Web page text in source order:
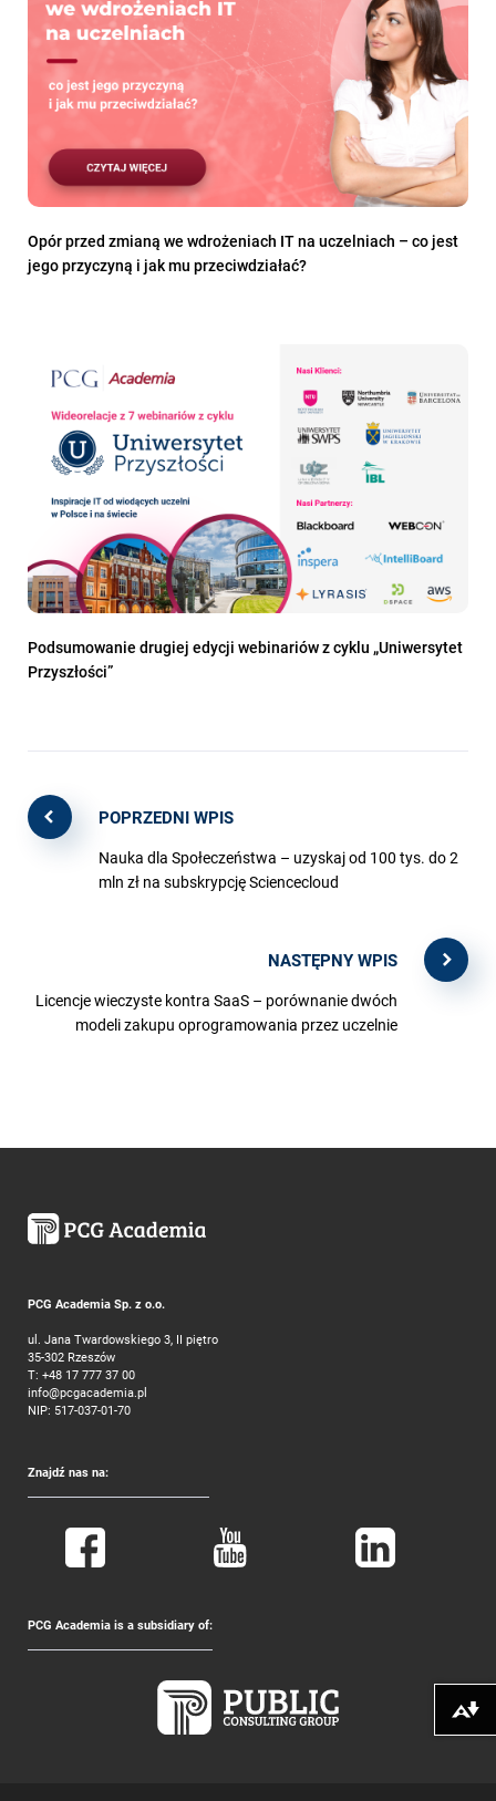
Opór przed zmianą we wdrożeniach IT na uczelniach – co jest
jego przyczyną i jak mu przeciwdziałać?
Podsumowanie drugiej edycji webinariów z cyklu „Uniwersytet
Przyszłości”
POPRZEDNI WPIS
Nauka dla Społeczeństwa – uzyskaj od 100 tys. do 2
mln zł na subskrypcję Sciencecloud
NASTĘPNY WPIS
Licencje wieczyste kontra SaaS – porównanie dwóch
modeli zakupu oprogramowania przez uczelnie
PCG Academia Sp. z o.o.
ul. Jana Twardowskiego 3, II piętro
35-302 Rzeszów
T: +48 17 777 37 00
info@pcgacademia.pl
NIP: 517-037-01-70
Znajdź nas na:
PCG Academia is a subsidiary of:
Pobierz